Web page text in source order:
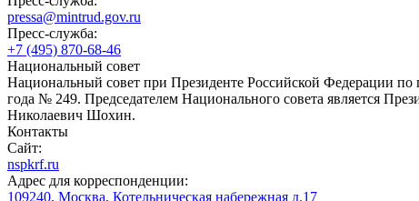
pressa@mintrud.gov.ru
Пресс-служба:
+7 (495) 870-68-46
Национальный совет
Национальный совет при Президенте Российской Федерации
года № 249. Председателем Национального совета является
Николаевич Шохин.
Контакты
Сайт:
nspkrf.ru
Адрес для корреспонденции:
109240, Москва, Котельническая набережная д.17